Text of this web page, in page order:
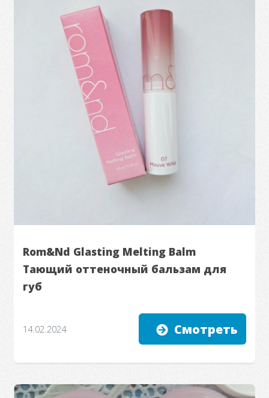
Rom&Nd Glasting Melting Balm
Тающий оттеночный бальзам для
губ
14.02.2024 Смотреть